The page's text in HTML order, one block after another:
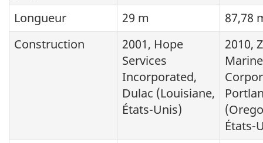
Longueur
29 m
87,78
Construction
2001, Hope
Services
Incorporated,
Dulac (Louisiane,
États-Unis)
2010,
Marine
États-